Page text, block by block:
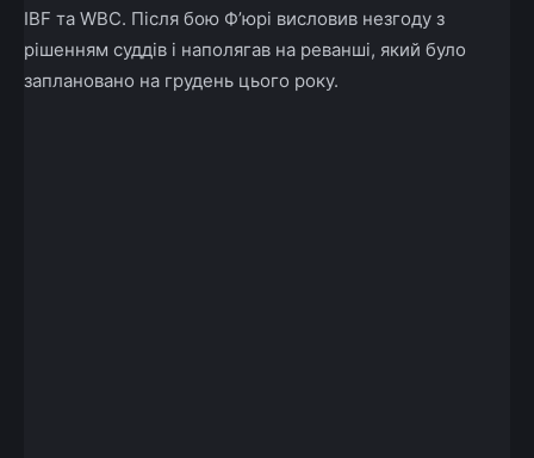
IBF та WBC. Після бою Ф’юрі висловив незгоду з
рішенням суддів і наполягав на реванші, який було
заплановано на грудень цього року.